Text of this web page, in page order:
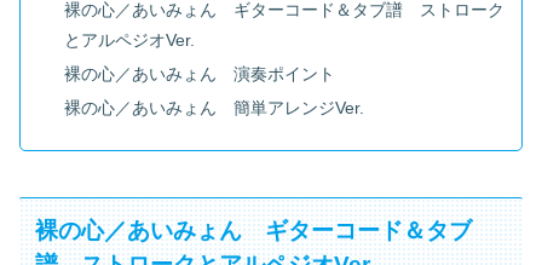
裸の心／あいみょん ギターコード＆タブ譜 ストローク
とアルペジオVer.
裸の心／あいみょん 演奏ポイント
裸の心／あいみょん 簡単アレンジVer.
裸の心／あいみょん ギターコード＆タブ